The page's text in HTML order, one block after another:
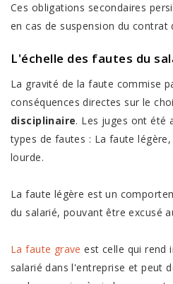
Ces obligations secondaires
en cas de suspension du contrat
L'échelle des fautes du
La gravité de la faute commise
conséquences directes sur le
disciplinaire. Les juges ont été
types de fautes : La faute
lourde.
La faute légère est un
du salarié, pouvant être excusé
La faute grave est celle qui rend
salarié dans l'entreprise et peut